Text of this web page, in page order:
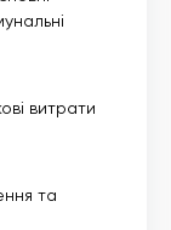
витрати
та